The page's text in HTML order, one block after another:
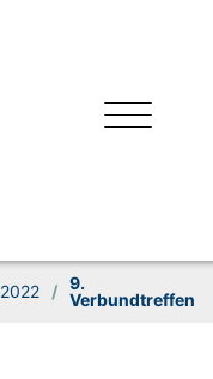
2022 / 9.
Verbundtreffen